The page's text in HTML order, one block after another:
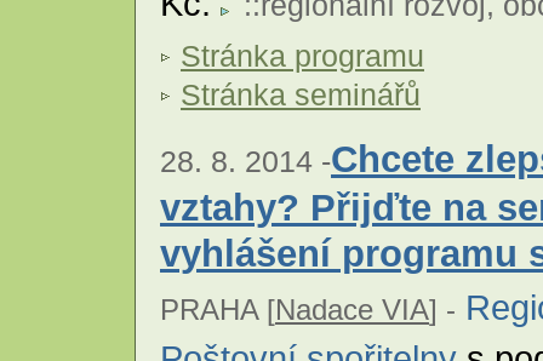
Stránka programu
Stránka seminářů
28. 8. 2014 -Chcete
vztahy? Přijďte na
vyhlášení programu
PRAHA [Nadace VIA] -